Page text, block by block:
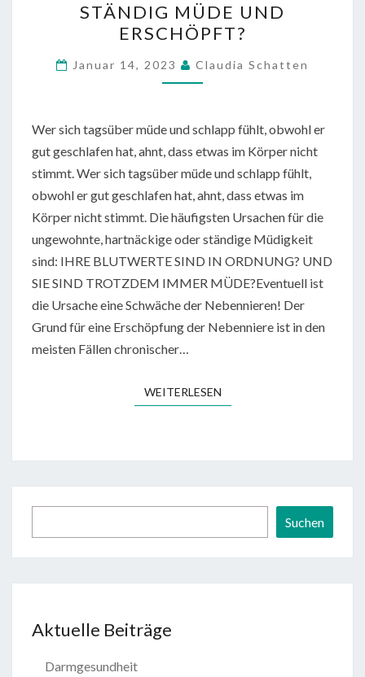
MÜDE
UND
ERSCHÖPFT?
STÄNDIG MÜDE UND
ERSCHÖPFT?
Januar 14, 2023 Claudia Schatten
Wer sich tagsüber müde und schlapp fühlt, obwohl er
gut geschlafen hat, ahnt, dass etwas im Körper nicht
stimmt. Wer sich tagsüber müde und schlapp fühlt,
obwohl er gut geschlafen hat, ahnt, dass etwas im
Körper nicht stimmt. Die häufigsten Ursachen für die
ungewohnte, hartnäckige oder ständige Müdigkeit
sind: IHRE BLUTWERTE SIND IN ORDNUNG? UND
SIE SIND TROTZDEM IMMER MÜDE?Eventuell ist
die Ursache eine Schwäche der Nebennieren! Der
Grund für eine Erschöpfung der Nebenniere ist in den
meisten Fällen chronischer…
WEITERLESENWEITERLESEN
Suchen
Aktuelle Beiträge
Darmgesundheit